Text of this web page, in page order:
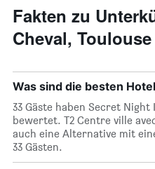
Zimmerpreis
anzeigt.
jeweiligen
Wochentag.
Das
Diagramm
1
X-
Achse,
die
die
Wochentage
anzeigt.
Fakten zu
Cheval, Toulouse
Was sind die besten
33 Gäste haben Secret
bewertet. T2 Centre ville
auch eine Alternative mit
33 Gästen.